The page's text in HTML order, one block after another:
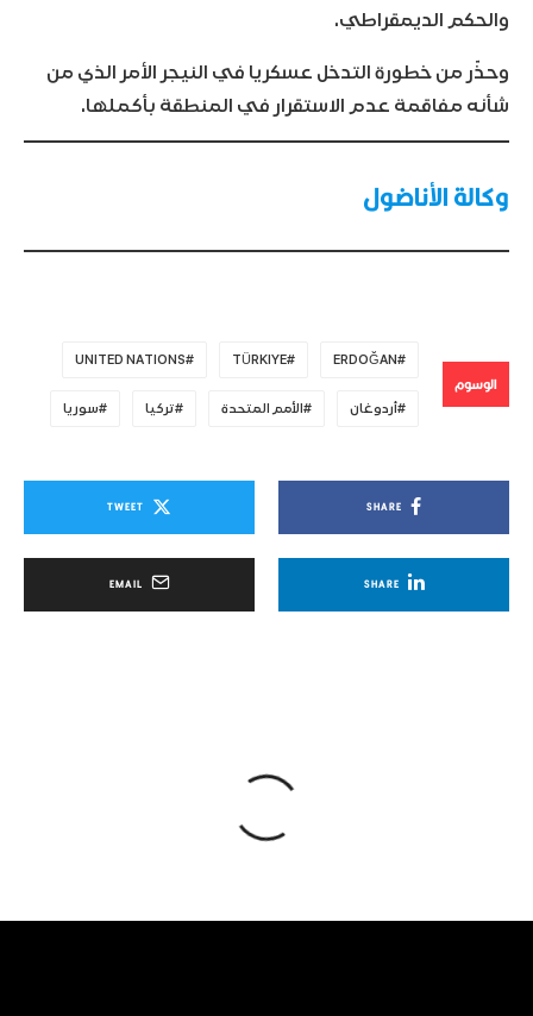
والحكم الديمقراطي.
وحذّر من خطورة التدخل عسكريا في النيجر الأمر الذي من
شأنه مفاقمة عدم الاستقرار في المنطقة بأكملها.
وكالة الأناضول
الوسوم
ERDOĞAN
TÜRKIYE
UNITED NATIONS
أردوغان الأمم المتحدة تركيا سوريا
SHARE
TWEET
SHARE
EMAIL